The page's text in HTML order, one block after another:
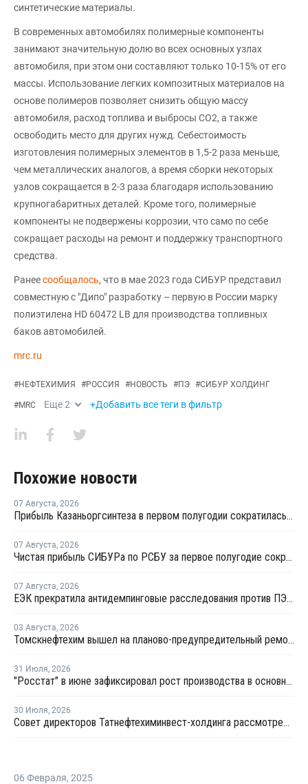
синтетические материалы.
В современных автомобилях полимерные компоненты
занимают значительную долю во всех основных узлах
автомобиля, при этом они составляют только 10-15% от его
массы. Использование легких композитных материалов на
основе полимеров позволяет снизить общую массу
автомобиля, расход топлива и выбросы СО2, а также
освободить место для других нужд. Себестоимость
изготовления полимерных элементов в 1,5-2 раза меньше,
чем металлических аналогов, а время сборки некоторых
узлов сокращается в 2-3 раза благодаря использованию
крупногабаритных деталей. Кроме того, полимерные
компоненты не подвержены коррозии, что само по себе
сокращает расходы на ремонт и поддержку транспортного
средства.
Ранеесообщалось, что в мае 2023 года СИБУР представил
совместную с "Дипо" разработку – первую в России марку
полиэтилена HD 60472 LB для производства топливных
баков автомобилей.
mrc.ru
#НЕФТЕХИМИЯ #РОССИЯ #НОВОСТЬ #ПЭ #СИБУР ХОЛДИНГ
#MRC Еще2 +Добавить все теги в фильтр
Похожие новости
07 Августа, 2026
Прибыль Казаньоргсинтеза в первом полугодии сократилась более чем в 2 раза
07 Августа, 2026
Чистая прибыль СИБУРа по РСБУ за первое полугодие сократилась в 3,6 раза
07 Августа, 2026
ЕЭК прекратила антидемпинговые расследования против ПЭ и ПП из Азербайджана и Туркменистана
03 Августа, 2026
Томскнефтехим вышел на планово-предупредительный ремонт
31 Июля, 2026
"Росстат" в июне зафиксировал рост производства в основных группах пластмасс
30 Июля, 2026
Совет директоров Татнефтехиминвест-холдинга рассмотрел инновационные решения для разных сфер экономики
06 Февраля, 2025